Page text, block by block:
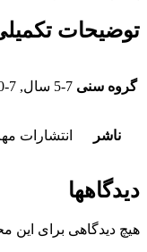
توضیحات
گروه سنی 5-7 سال, 7-10 سال, 10-12 سال
ناشر انتشارات
دیدگاهها
هیچ دیدگاهی برای